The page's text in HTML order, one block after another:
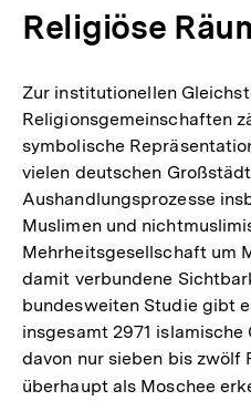
Religiöse
Zur institutionellen
Religionsgemeinschaften
symbolische
vielen deutschen
Aushandlungsprozesse
Muslimen und
Mehrheitsgesellschaft um
damit verbundene
bundesweiten Studie gibt
insgesamt 2971
davon nur sieben bis zwölf
überhaupt als Moschee